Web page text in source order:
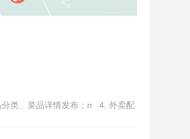
类、菜品详情发布；n 4. 外卖配